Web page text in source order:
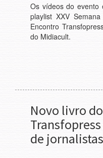
Os vídeos do evento
playlist XXV
Encontro
do Midiacult.
Novo livro
de